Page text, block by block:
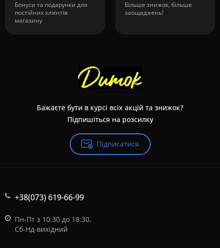
Бонуси та подарунки для
постійних клієнтів
магазину
Більше знижок, більше
заощаджень!
Бажаєте бути в курсі всіх акцій та знижок?
Підпишіться на розсилку
Підписатися
+38(073) 619-66-99
Пн-Пт з 10:30 до 18:30,
Сб-Нд-вихідний